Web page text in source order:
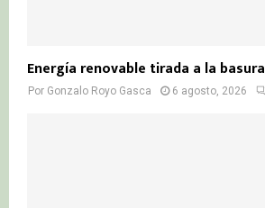
Energía renovable tirada a la basura
Por Gonzalo Royo Gasca 6 agosto, 2026